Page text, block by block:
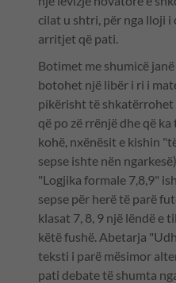
cilat u shtri, për nga lloji
arritjet që pati.
Botimet me shumicë
botohet një libër i ri i
pikërisht të
që po zë rrënjë dhe që
kohë, nxënësit e kishin
sepse ishte nën
"Logjika formale 7,8,9"
sepse për herë të parë
klasat 7, 8, 9 një lëndë e
këtë fushë. Abetarja
teksti i parë mësimor
pati debate të shumta